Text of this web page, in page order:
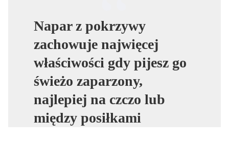
Napar z pokrzywy
zachowuje najwięcej
właściwości gdy pijesz go
świeżo zaparzony,
najlepiej na czczo lub
między posiłkami